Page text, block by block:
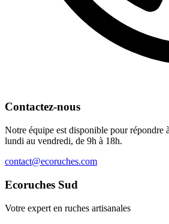
Contactez-nous
Notre équipe est disponible pour répondre
lundi au vendredi, de 9h à 18h.
contact@ecoruches.com
Ecoruches Sud
Votre expert en ruches artisanales